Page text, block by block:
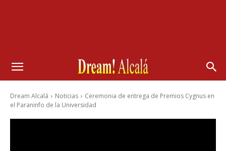
Dream Alcalá Noticias
Ceremonia de entrega de Premios Cygnus en
el Paraninfo de la Universidad